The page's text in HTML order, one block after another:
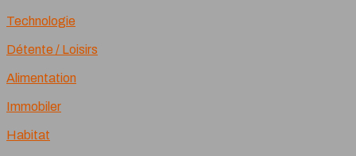
Technologie
Détente / Loisirs
Alimentation
Immobiler
Habitat